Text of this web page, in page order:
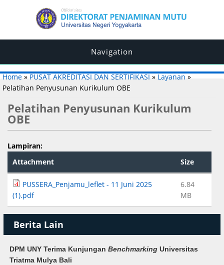
Navigation
You are here
Home » PUSAT AKREDITASI DAN SERTIFIKASI » Layanan »
Pelatihan Penyusunan Kurikulum OBE
Pelatihan Penyusunan Kurikulum
OBE
Lampiran:
Attachment
Size
PUSSERA_Penjamu_leflet - 11 Juni 2025
(1).pdf
6.84
MB
Berita Lain
DPM UNY Terima Kunjungan Benchmarking Universitas
Triatma Mulya Bali